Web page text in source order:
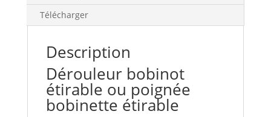
Télécharger
Description
Dérouleur bobinot
étirable ou poignée
bobinette étirable